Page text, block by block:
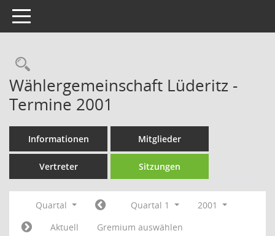
Toggle navigation
Rechercheauswahl
Wählergemeinschaft Lüderitz -
Termine 2001
Informationen Mitglieder
Vertreter Sitzungen
Quartal Quartal 1
2001
Aktuell
Gremium auswählen